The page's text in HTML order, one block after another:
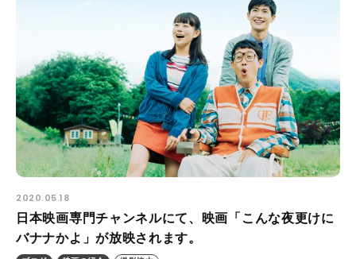
2020.05.18
日本映画専門チャンネルにて、映画「こんな夜更けに
バナナかよ」が放映されます。